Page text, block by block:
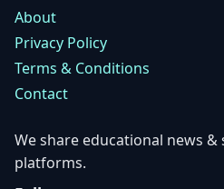
About
Privacy Policy
Terms & Conditions
Contact
We share educational news
platforms.